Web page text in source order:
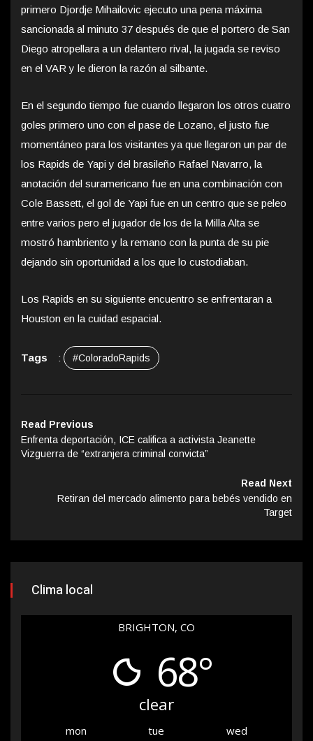
primero Djordje Mihailovic ejecuto una pena máxima
sancionada al minuto 37 después de que el portero de San
Diego atropellara a un delantero rival, la jugada se reviso
en el VAR y le dieron la razón al silbante.
En el segundo tiempo fue cuando llegaron los otros cuatro
goles primero uno con el pase de Lozano, el justo fue
momentáneo para los visitantes ya que llegaron un par de
los Rapids de Yapi y del brasileño Rafael Navarro, la
anotación del suramericano fue en una combinación con
Cole Bassett, el gol de Yapi fue en un centro que se peleo
entre varios pero el jugador de los de la Milla Alta se
mostró hambriento y la remano con la punta de su pie
dejando sin oportunidad a los que lo custodiaban.
Los Rapids en su siguiente encuentro se enfrentaran a
Houston en la cuidad espacial.
Tags : #ColoradoRapids
Read Previous
Enfrenta deportación, ICE califica a activista Jeanette
Vizguerra de “extranjera criminal convicta”
Read Next
Retiran del mercado alimento para bebés vendido en
Target
Clima local
BRIGHTON, CO
68°
clear
mon tue
wed